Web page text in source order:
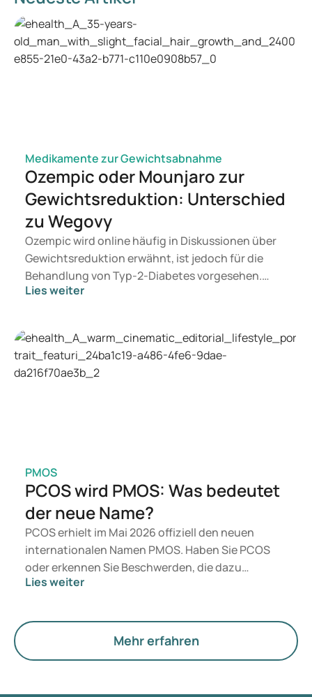
Medikamente zur Gewichtsabnahme
Ozempic oder Mounjaro zur
Gewichtsreduktion: Unterschied
zu Wegovy
Ozempic wird online häufig in Diskussionen über
Gewichtsreduktion erwähnt, ist jedoch für die
Behandlung von Typ-2-Diabetes vorgesehen.
Suchen Sie eine Therapie zur Gewichtskontrolle,
geeignet ist, entscheidet ein Arzt auf Basis Ihrer
gesundheitlichen Verfassung, Ihres BMI und Ihrer
aktuellen Medikation.
Lies weiter
PMOS
PCOS wird PMOS: Was bedeutet
der neue Name?
PCOS erhielt im Mai 2026 offiziell den neuen
internationalen Namen PMOS. Haben Sie PCOS
oder erkennen Sie Beschwerden, die dazu
passen? Medizinisch ändert sich vorerst nichts.
Hormone, den Stoffwechsel und die Funktion der
Lies weiter
Mehr erfahren